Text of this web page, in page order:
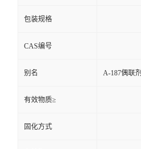
包装规格
CAS编号
别名 A-187偶联剂
有效物质≥
固化方式